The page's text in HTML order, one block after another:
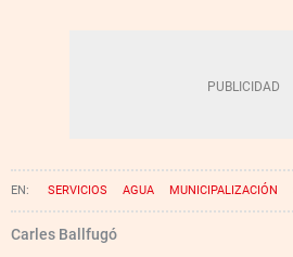
SERVICIOS AGUA MUNICIPALIZACIÓN
Carles Ballfugó